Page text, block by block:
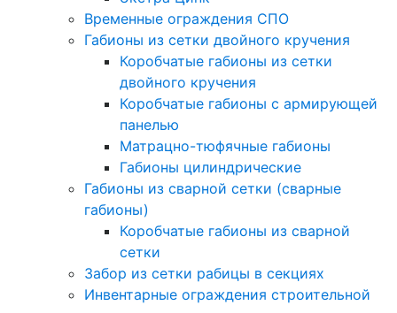
Временные ограждения СПО
Габионы из сетки двойного кручения
Коробчатые габионы из сетки
двойного кручения
Коробчатые габионы с армирующей
панелью
Матрацно-тюфячные габионы
Габионы цилиндрические
Габионы из сварной сетки (сварные
габионы)
Коробчатые габионы из сварной
сетки
Забор из сетки рабицы в секциях
Инвентарные ограждения строительной